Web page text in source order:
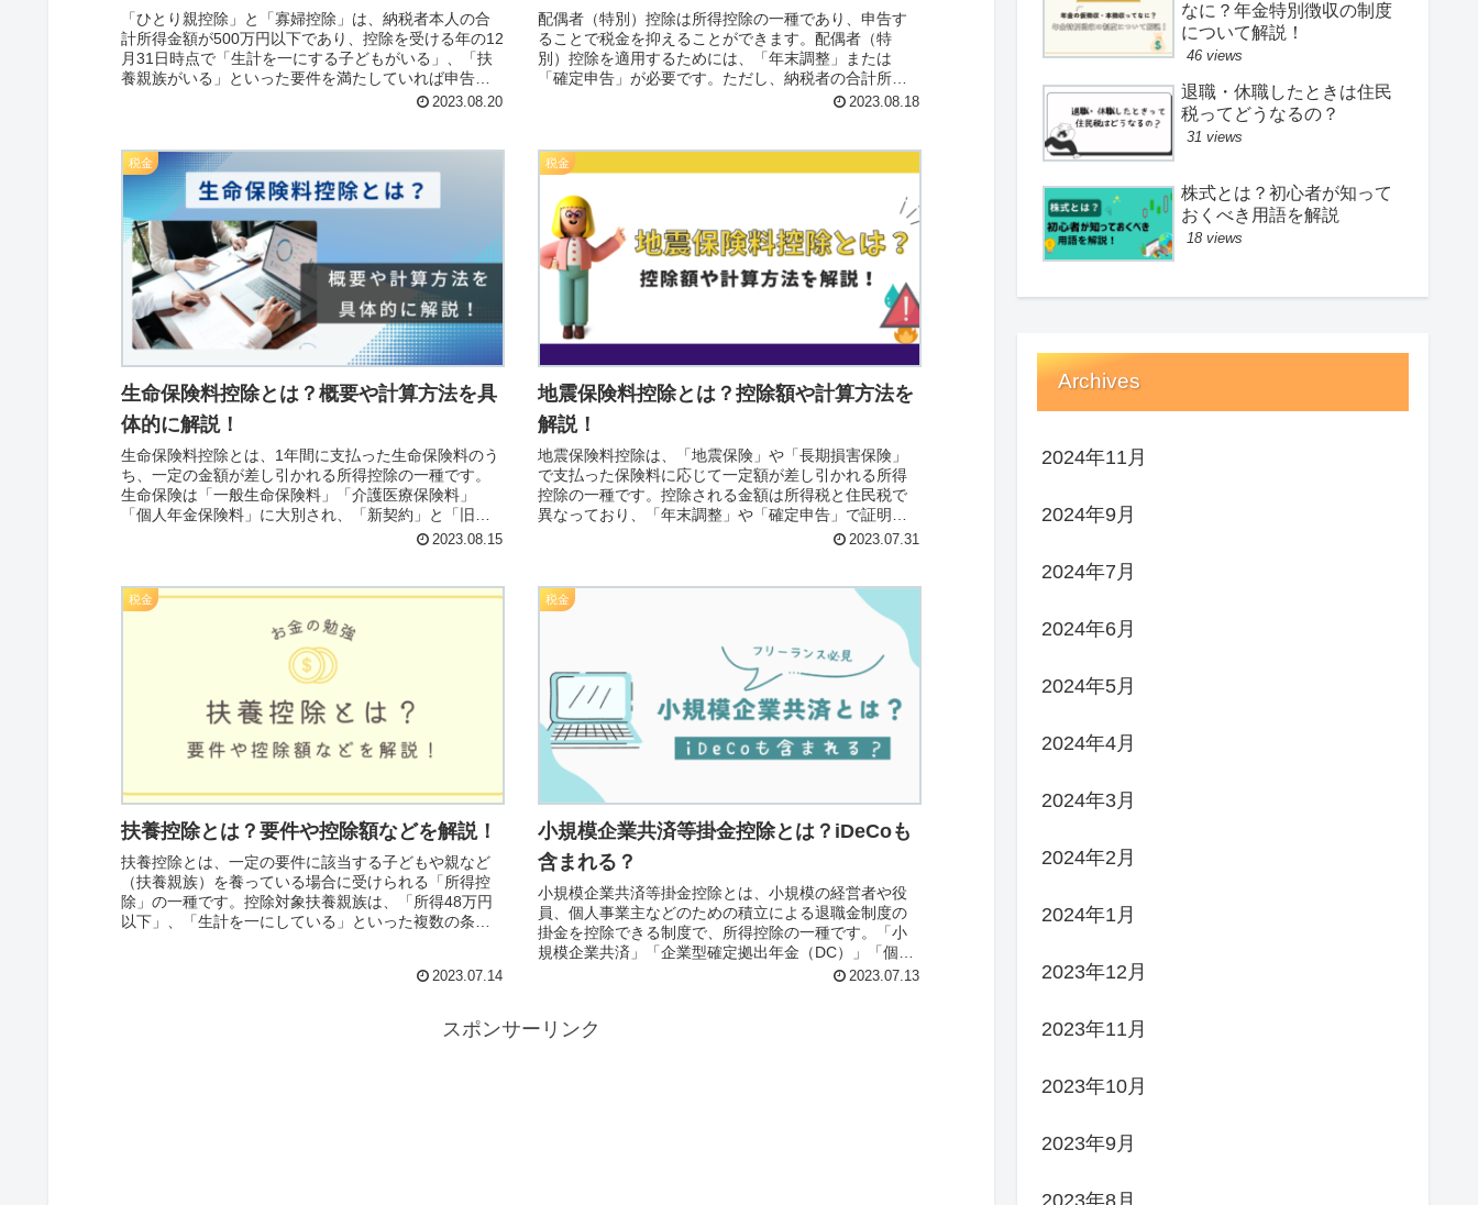
「ひとり親控除」と「寡婦控除」は、納税者本人の合
計所得金額が500万円以下であり、控除を受ける年の12
月31日時点で「生計を一にする子どもがいる」、「扶
養親族がいる」といった要件を満たしていれば申告で
きる所得控除の一種です。申告することで、住民税で
2023.08.20
配偶者（特別）控除は所得控除の一種であり、申告す
ることで税金を抑えることができます。配偶者（特
別）控除を適用するためには、「年末調整」または
「確定申告」が必要です。ただし、納税者の合計所得
金額が1,000万円を超えると控除を適用することはでき
2023.08.18
税金
生命保険料控除とは？概要や計算方法を具
体的に解説！
生命保険料控除とは、1年間に支払った生命保険料のう
ち、一定の金額が差し引かれる所得控除の一種です。
生命保険は「一般生命保険料」「介護医療保険料」
「個人年金保険料」に大別され、「新契約」と「旧契
約」があります。控除を受けるためには、「年末調
2023.08.15
税金
地震保険料控除とは？控除額や計算方法を
解説！
地震保険料控除は、「地震保険」や「長期損害保険」
で支払った保険料に応じて一定額が差し引かれる所得
控除の一種です。控除される金額は所得税と住民税で
異なっており、「年末調整」や「確定申告」で証明書
を提出することで控除を適用することができます。
2023.07.31
税金
扶養控除とは？要件や控除額などを解説！
扶養控除とは、一定の要件に該当する子どもや親など
（扶養親族）を養っている場合に受けられる「所得控
除」の一種です。控除対象扶養親族は、「所得48万円
以下」、「生計を一にしている」といった複数の条件
2023.07.14
税金
小規模企業共済等掛金控除とは？iDeCoも
含まれる？
小規模企業共済等掛金控除とは、小規模の経営者や役
員、個人事業主などのための積立による退職金制度の
掛金を控除できる制度で、所得控除の一種です。「小
規模企業共済」「企業型確定拠出年金（DC）」「個人
型確定拠出年金（iDeCo）」が該当し、iDeCoは掛金の
2023.07.13
スポンサーリンク
なに？年金特別徴収の制度
について解説！
46 views
退職・休職したときは住民
税ってどうなるの？
31 views
株式とは？初心者が知って
おくべき用語を解説
18 views
Archives
2024年11月
2024年9月
2024年7月
2024年6月
2024年5月
2024年4月
2024年3月
2024年2月
2024年1月
2023年12月
2023年11月
2023年10月
2023年9月